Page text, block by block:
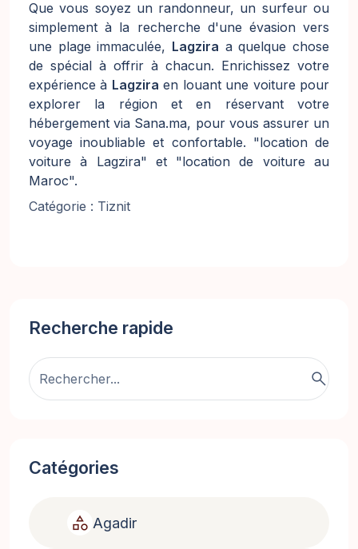
Que vous soyez un randonneur, un surfeur ou
simplement à la recherche d'une évasion vers
une plage immaculée, Lagzira a quelque chose
de spécial à offrir à chacun. Enrichissez votre
expérience à Lagzira en louant une voiture pour
explorer la région et en réservant votre
hébergement via Sana.ma, pour vous assurer un
voyage inoubliable et confortable. "location de
voiture à Lagzira" et "location de voiture au
Maroc".
Catégorie : Tiznit
Recherche rapide
search
Catégories
category Agadir